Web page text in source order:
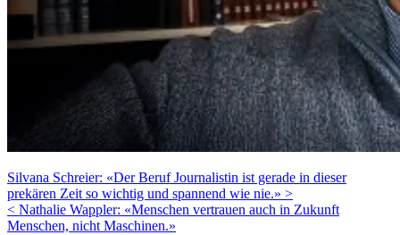
Silvana Schreier: «Der Beruf Journalistin ist gerade in dieser
prekären Zeit so wichtig und spannend wie nie.» >
< Nathalie Wappler: «Menschen vertrauen auch in Zukunft
Menschen, nicht Maschinen.»